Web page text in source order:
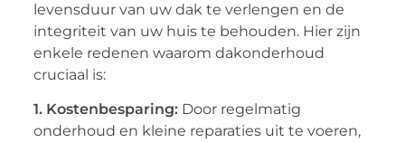
levensduur van uw dak te verlengen en de
integriteit van uw huis te behouden. Hier zijn
enkele redenen waarom dakonderhoud
cruciaal is:
1. Kostenbesparing:Door regelmatig
onderhoud en kleine reparaties uit te voeren,